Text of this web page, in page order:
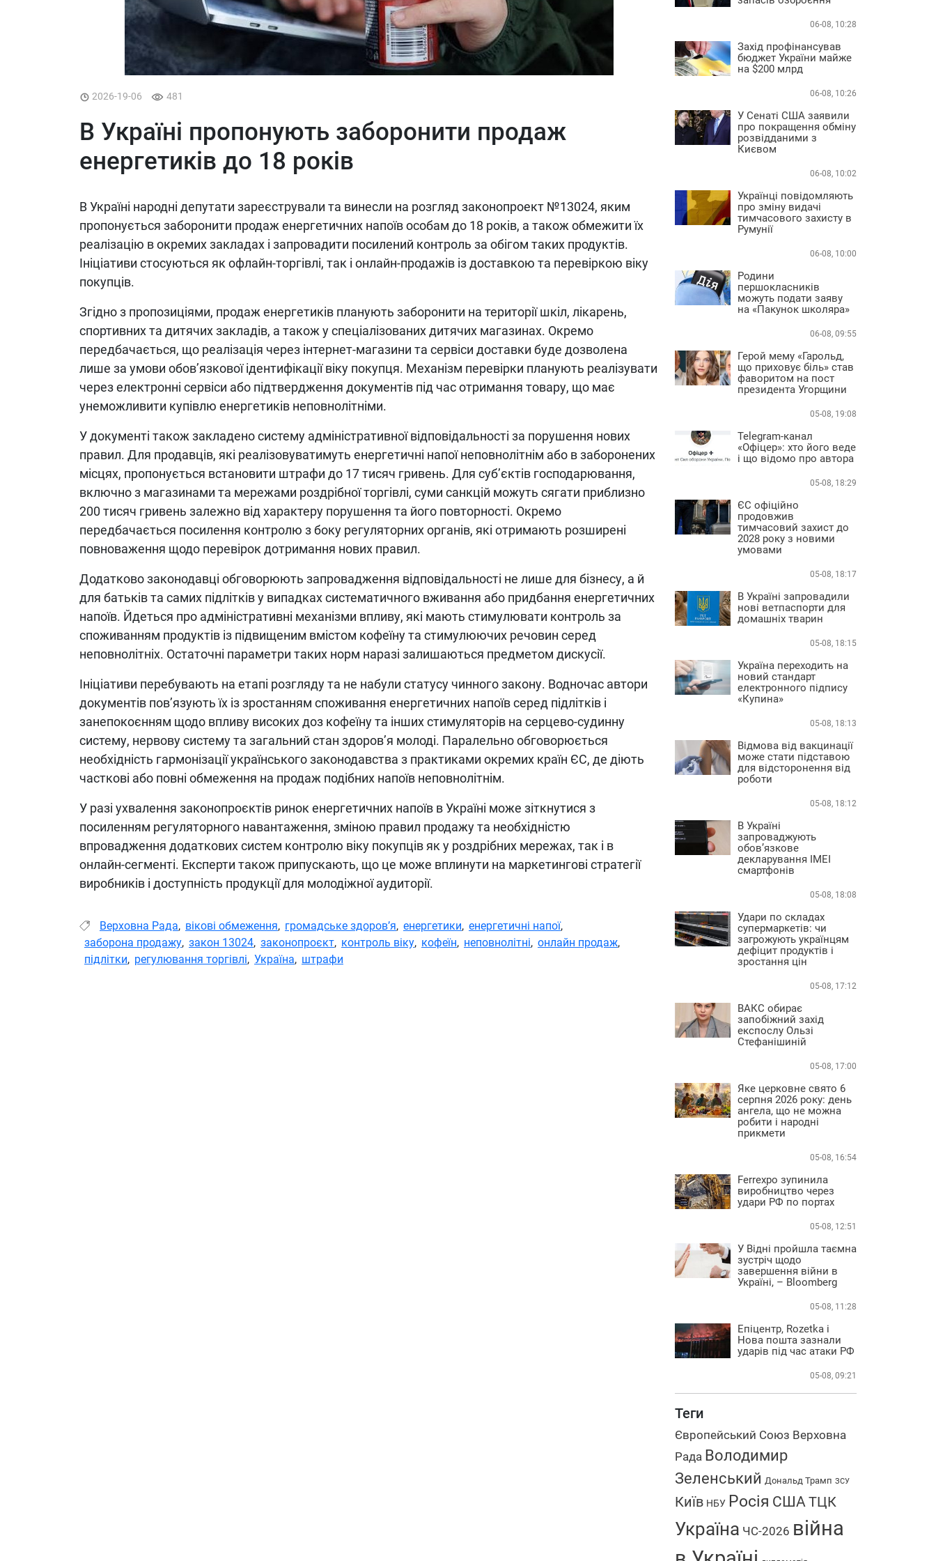
2026-19-06 481
В Україні пропонують заборонити продаж
енергетиків до 18 років
В Україні народні депутати зареєстрували та винесли на розгляд законопроект №13024, яким
пропонується заборонити продаж енергетичних напоїв особам до 18 років, а також обмежити їх
реалізацію в окремих закладах і запровадити посилений контроль за обігом таких продуктів.
Ініціативи стосуються як офлайн-торгівлі, так і онлайн-продажів із доставкою та перевіркою віку
покупців.
Згідно з пропозиціями, продаж енергетиків планують заборонити на території шкіл, лікарень,
спортивних та дитячих закладів, а також у спеціалізованих дитячих магазинах. Окремо
передбачається, що реалізація через інтернет-магазини та сервіси доставки буде дозволена
лише за умови обов’язкової ідентифікації віку покупця. Механізм перевірки планують реалізувати
через електронні сервіси або підтвердження документів під час отримання товару, що має
унеможливити купівлю енергетиків неповнолітніми.
У документі також закладено систему адміністративної відповідальності за порушення нових
правил. Для продавців, які реалізовуватимуть енергетичні напої неповнолітнім або в заборонених
місцях, пропонується встановити штрафи до 17 тисяч гривень. Для суб’єктів господарювання,
включно з магазинами та мережами роздрібної торгівлі, суми санкцій можуть сягати приблизно
200 тисяч гривень залежно від характеру порушення та його повторності. Окремо
передбачається посилення контролю з боку регуляторних органів, які отримають розширені
повноваження щодо перевірок дотримання нових правил.
Додатково законодавці обговорюють запровадження відповідальності не лише для бізнесу, а й
для батьків та самих підлітків у випадках систематичного вживання або придбання енергетичних
напоїв. Йдеться про адміністративні механізми впливу, які мають стимулювати контроль за
споживанням продуктів із підвищеним вмістом кофеїну та стимулюючих речовин серед
неповнолітніх. Остаточні параметри таких норм наразі залишаються предметом дискусії.
Ініціативи перебувають на етапі розгляду та не набули статусу чинного закону. Водночас автори
документів пов’язують їх із зростанням споживання енергетичних напоїв серед підлітків і
занепокоєнням щодо впливу високих доз кофеїну та інших стимуляторів на серцево-судинну
систему, нервову систему та загальний стан здоров’я молоді. Паралельно обговорюється
необхідність гармонізації українського законодавства з практиками окремих країн ЄС, де діють
часткові або повні обмеження на продаж подібних напоїв неповнолітнім.
У разі ухвалення законопроєктів ринок енергетичних напоїв в Україні може зіткнутися з
посиленням регуляторного навантаження, зміною правил продажу та необхідністю
впровадження додаткових систем контролю віку покупців як у роздрібних мережах, так і в
онлайн-сегменті. Експерти також припускають, що це може вплинути на маркетингові стратегії
виробників і доступність продукції для молодіжної аудиторії.
Верховна Рада, вікові обмеження, громадське здоров’я, енергетики, енергетичні напої,
заборона продажу, закон 13024, законопроєкт, контроль віку, кофеїн, неповнолітні, онлайн продаж,
підлітки, регулювання торгівлі, Україна, штрафи
06-08, 10:28
Захід профінансував
бюджет України майже
на $200 млрд
06-08, 10:26
У Сенаті США заявили
про покращення обміну
розвідданими з
Києвом
06-08, 10:02
Українці повідомляють
про зміну видачі
тимчасового захисту в
Румунії
06-08, 10:00
Родини
першокласників
можуть подати заяву
на «Пакунок школяра»
06-08, 09:55
Герой мему «Гарольд,
що приховує біль» став
фаворитом на пост
президента Угорщини
05-08, 19:08
Telegram-канал
«Офіцер»: хто його веде
і що відомо про автора
05-08, 18:29
ЄС офіційно
продовжив
тимчасовий захист до
2028 року з новими
умовами
05-08, 18:17
В Україні запровадили
нові ветпаспорти для
домашніх тварин
05-08, 18:15
Україна переходить на
новий стандарт
електронного підпису
«Купина»
05-08, 18:13
Відмова від вакцинації
може стати підставою
для відсторонення від
роботи
05-08, 18:12
В Україні
запроваджують
обов’язкове
декларування IMEI
смартфонів
05-08, 18:08
Удари по складах
супермаркетів: чи
загрожують українцям
дефіцит продуктів і
зростання цін
05-08, 17:12
ВАКС обирає
запобіжний захід
експослу Ользі
Стефанішиній
05-08, 17:00
Яке церковне свято 6
серпня 2026 року: день
ангела, що не можна
робити і народні
прикмети
05-08, 16:54
Ferrexpo зупинила
виробництво через
удари РФ по портах
05-08, 12:51
У Відні пройшла таємна
зустріч щодо
завершення війни в
Україні, – Bloomberg
05-08, 11:28
Епіцентр, Rozetka і
Нова пошта зазнали
ударів під час атаки РФ
05-08, 09:21
Теги
Європейський Союз Верховна
Рада Володимир
Зеленський Дональд Трамп ЗСУ
Київ НБУ Росія США ТЦК
Україна ЧС-2026 війна